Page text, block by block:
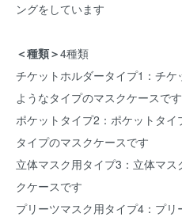
ングをしています
＜種類＞4種類
チケットホルダータイプ1：チ
ようなタイプのマスクケースです
ポケットタイプ2：ポケットタ
タイプのマスクケースです
立体マスク用タイプ3：立体マ
クケースです
プリーツマスク用タイプ4：プ